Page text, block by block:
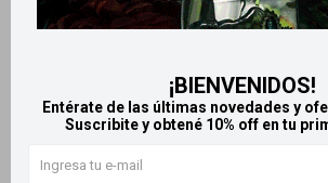
¡BIENVENIDOS!
Entérate de las últimas novedades y
Suscribite y obtené 10% off en tu